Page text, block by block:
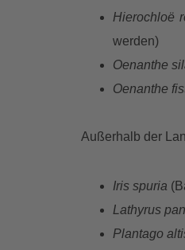
Hierochloë
werden)
Oenanthe
Oenanthe
Außerhalb der
Iris spuria
Lathyrus
Plantago